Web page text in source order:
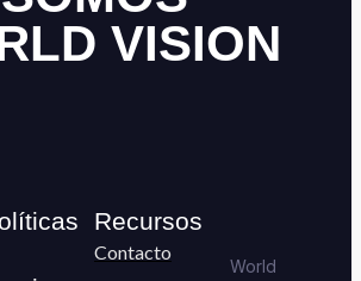
VISION
Recursos
Contacto
World